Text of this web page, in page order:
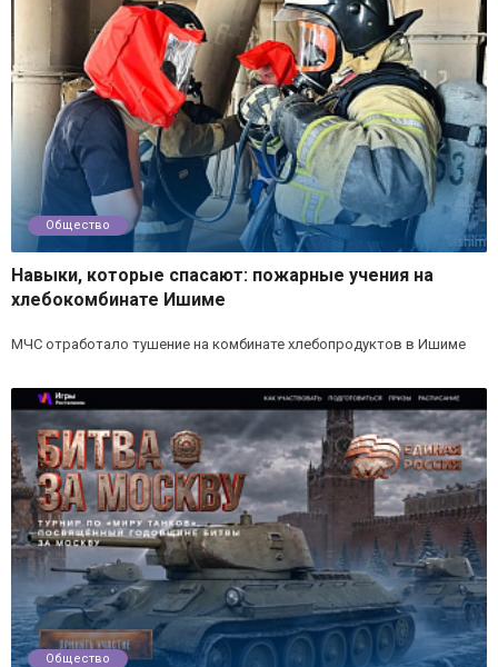
Общество
Навыки, которые спасают: пожарные учения на
хлебокомбинате Ишиме
МЧС отработало тушение на комбинате хлебопродуктов в Ишиме
Общество